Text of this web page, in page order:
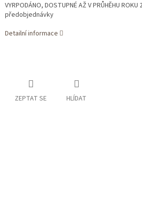
VYRPODÁNO, DOSTUPNÉ AŽ V PRŮHĚHU
předobjednávky
Detailní informace
ZEPTAT SE HLÍDAT